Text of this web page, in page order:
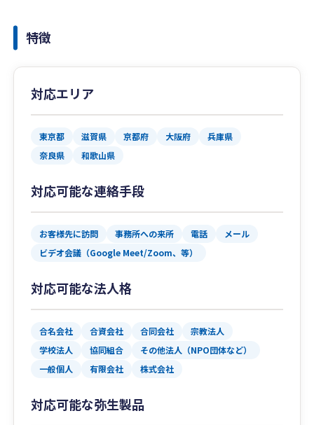
特徴
対応エリア
東京都 滋賀県 京都府 大阪府
兵庫県
奈良県
和歌山県
対応可能な連絡手段
お客様先に訪問 事務所への来所 電話
メール
ビデオ会議（Google Meet/Zoom、等）
対応可能な法人格
合名会社 合資会社 合同会社
宗教法人
学校法人
協同組合
その他法人（NPO団体など）
一般個人
有限会社 株式会社
対応可能な弥生製品